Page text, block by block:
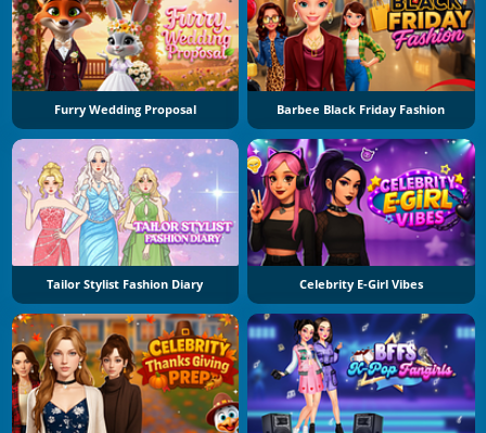
Furry Wedding Proposal Barbee Black Friday Fashion
Tailor Stylist Fashion Diary Celebrity E-Girl Vibes